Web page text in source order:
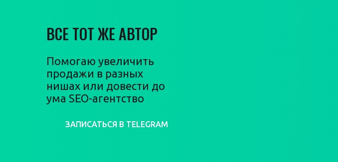
ВСЕ ТОТ ЖЕ АВТОР
Помогаю увеличить
продажи в разных
нишах или довести до
ума SEO-агентство
ЗАПИСАТЬСЯ В TELEGRAM